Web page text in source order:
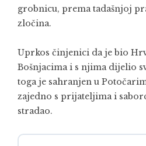
grobnicu, prema tadašnjoj
zločina.
Uprkos činjenici da je bio
Bošnjacima i s njima dijelio
toga je sahranjen u
zajedno s prijateljima i
stradao.